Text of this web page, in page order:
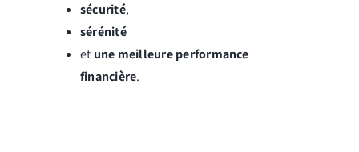
sécurité,
sérénité
et une meilleure performance
financière.